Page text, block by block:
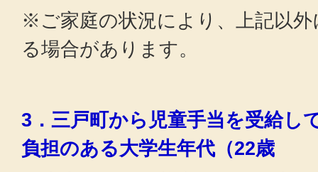
※ご家庭の状況により、上記以
る場合があります。
3．三戸町から児童手当を受給し
負担のある大学生年代（22歳